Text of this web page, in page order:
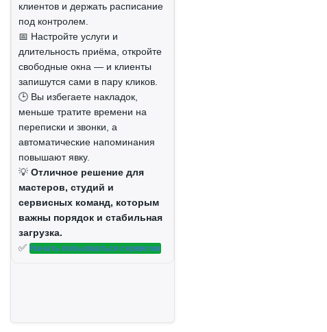
клиентов и держать расписание
под контролем.
📅 Настройте услуги и
длительность приёма, откройте
свободные окна — и клиенты
запишутся сами в пару кликов.
🕒 Вы избегаете накладок,
меньше тратите времени на
переписки и звонки, а
автоматические напоминания
повышают явку.
💡 Отличное решение для
мастеров, студий и
сервисных команд, которым
важны порядок и стабильная
загрузка.
✅ Начать пользоваться сервисом